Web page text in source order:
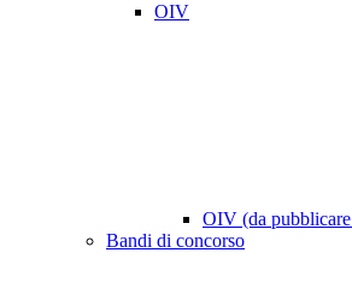
OIV
OIV (da
Bandi di concorso